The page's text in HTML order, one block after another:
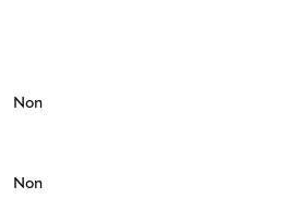
Non
Non